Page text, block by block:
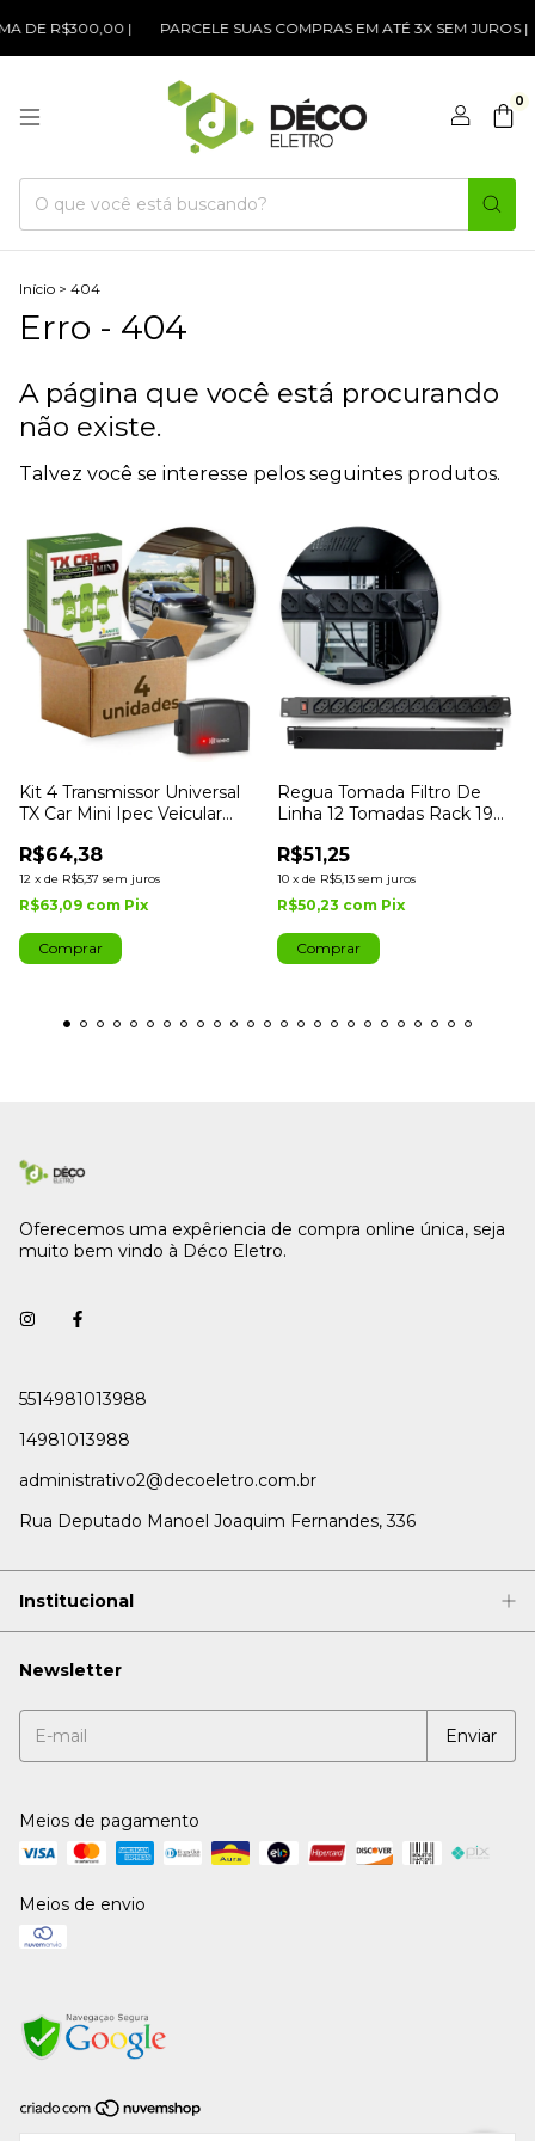
DE R$300,00 | PARCELE SUAS COMPRAS EM ATÉ 3X SEM JUROS |
0
Início > 404
Erro - 404
A página que você está procurando
não existe.
Talvez você se interesse pelos seguintes produtos.
Kit 4 Transmissor Universal
TX Car Mini Ipec Veicular
R$64,38
12 x de R$5,37 sem juros
R$63,09 com Pix
Regua Tomada Filtro De
Linha 12 Tomadas Rack 19
R$51,25
10 x de R$5,13 sem juros
R$50,23 com Pix
Oferecemos uma expêriencia de compra online única, seja
muito bem vindo à Déco Eletro.
5514981013988
14981013988
administrativo2@decoeletro.com.br
Rua Deputado Manoel Joaquim Fernandes, 336
Institucional
Newsletter
Meios de pagamento
Meios de envio
Copyright Deco Eletro Comercial Ltda - 23067516000159 - 2026. Todos